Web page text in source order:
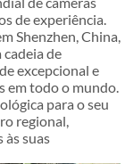
de experiência.
Shenzhen, China,
de
excepcional e
em todo o mundo.
para o seu
regional,
às suas